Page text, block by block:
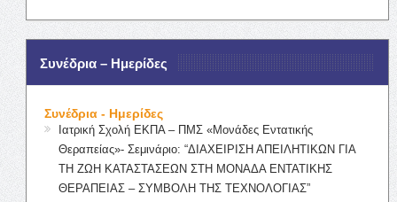
Συνέδρια – Ημερίδες
Συνέδρια - Ημερίδες
Ιατρική Σχολή ΕΚΠΑ – ΠΜΣ «Μονάδες Εντατικής
Θεραπείας»- Σεμινάριο: “ΔΙΑΧΕΙΡΙΣΗ ΑΠΕΙΛΗΤΙΚΩΝ ΓΙΑ
ΤΗ ΖΩΗ ΚΑΤΑΣΤΑΣΕΩΝ ΣΤΗ ΜΟΝΑΔΑ ΕΝΤΑΤΙΚΗΣ
ΘΕΡΑΠΕΙΑΣ – ΣΥΜΒΟΛΗ ΤΗΣ ΤΕΧΝΟΛΟΓΙΑΣ”